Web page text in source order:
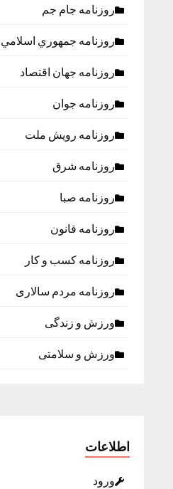
روزنامه جام جم
روزنامه جمهوري اسلامي
روزنامه جهان اقتصاد
روزنامه جوان
روزنامه رویش ملت
روزنامه شرق
روزنامه صبا
روزنامه قانون
روزنامه كسب و كار
روزنامه مردم سالاری
ورزش و زندگی
ورزش و سلامتی
اطلاعات
ورود